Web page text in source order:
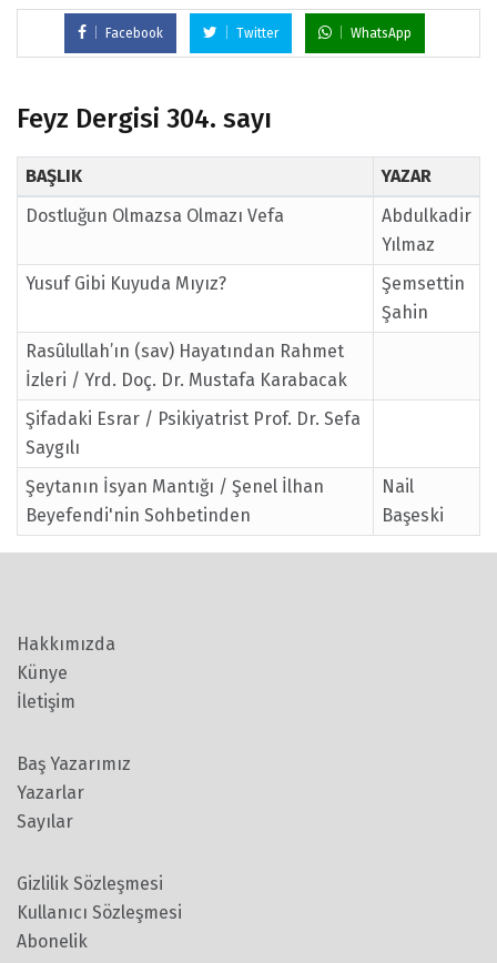
Facebook Twitter WhatsApp
Feyz Dergisi 304. sayı
BAŞLIK
YAZAR
Dostluğun Olmazsa Olmazı Vefa
Abdulkadir
Yılmaz
Yusuf Gibi Kuyuda Mıyız?
Şemsettin
Şahin
Rasûlullah’ın (sav) Hayatından Rahmet
İzleri / Yrd. Doç. Dr. Mustafa Karabacak
Şifadaki Esrar / Psikiyatrist Prof. Dr. Sefa
Saygılı
Şeytanın İsyan Mantığı / Şenel İlhan
Beyefendi'nin Sohbetinden
Nail
Başeski
Hakkımızda
Künye
İletişim
Baş Yazarımız
Yazarlar
Sayılar
Gizlilik Sözleşmesi
Kullanıcı Sözleşmesi
Abonelik